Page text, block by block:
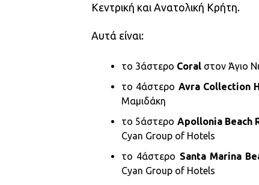
Κεντρική και Ανατολική Κρήτη.
Αυτά είναι:
το 3άστερο Coral στον Άγιο
το 4άστερο Avra Collection
Μαμιδάκη
το 5άστερο Apollonia Beach
Cyan Group of Hotels
το 4άστερο Santa Marina
Cyan Group of Hotels